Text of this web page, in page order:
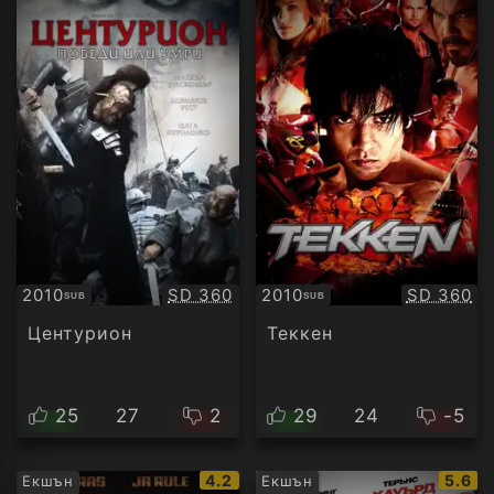
2010SUB
Субтитри Качество:
SD 360
Центурион
25 27 2
2010SUB
Субтитри SD 360
Теккен
29 24 -5
Екшън
IMDb
4.2 Екшън
IMDb
5.6